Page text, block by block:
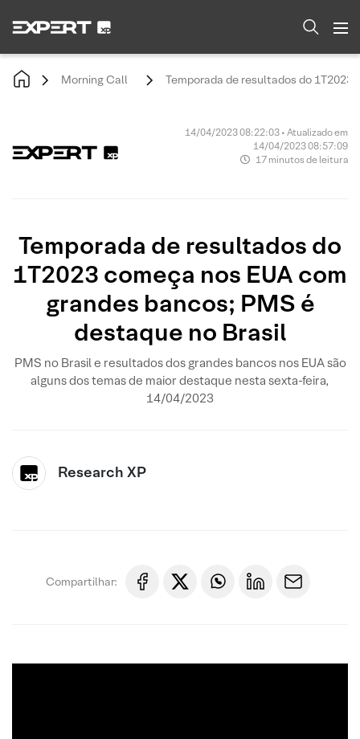
Morning Call Temporada de resultados do 1T2023
14/04/2023 08:22:03 • Atualizado em
14/04/2023 08:57:09
17 minutos de leitura
Temporada de resultados do
1T2023 começa nos EUA com
grandes bancos; PMS é
destaque no Brasil
PMS no Brasil e resultados dos grandes bancos nos EUA são
alguns dos temas de maior destaque nesta sexta-feira,
14/04/2023
Research XP
Compartilhar: